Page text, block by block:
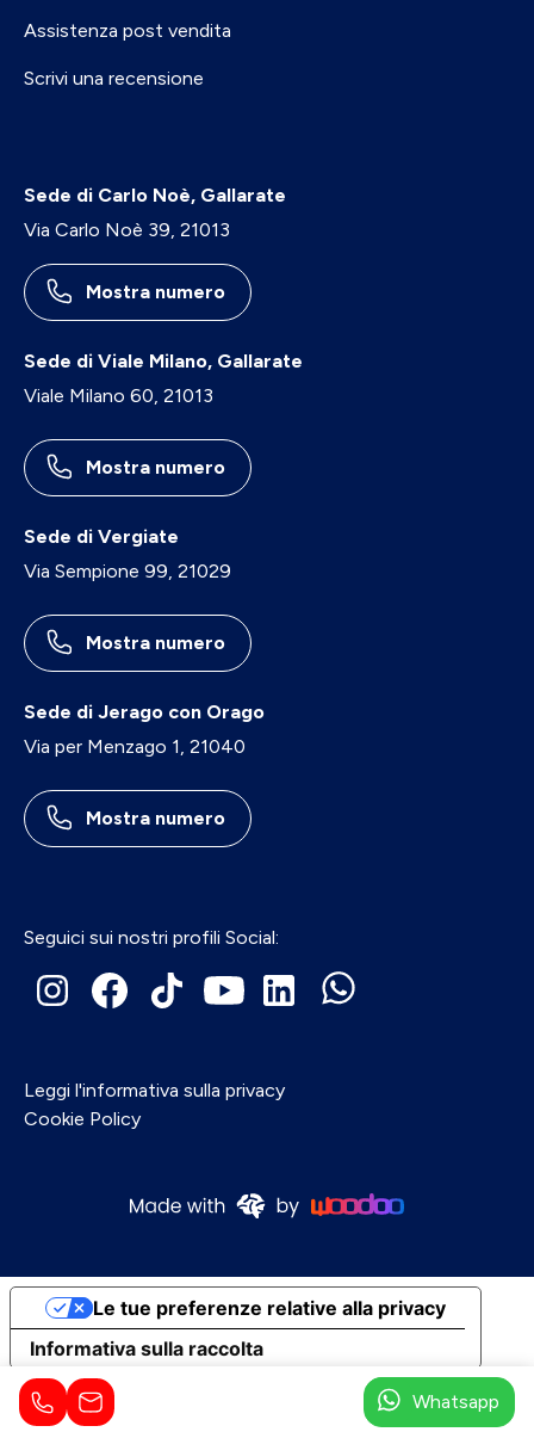
Whatsapp
Assistenza post vendita
Scrivi una recensione
Sede di Carlo Noè, Gallarate
Via Carlo Noè 39, 21013
Mostra numero
Sede di Viale Milano, Gallarate
Viale Milano 60, 21013
Mostra numero
Sede di Vergiate
Via Sempione 99, 21029
Mostra numero
Sede di Jerago con Orago
Via per Menzago 1, 21040
Mostra numero
Seguici sui nostri profili Social:
Leggi l'informativa sulla privacy
Cookie Policy
Informativa sulla raccolta
Le tue preferenze relative alla privacy